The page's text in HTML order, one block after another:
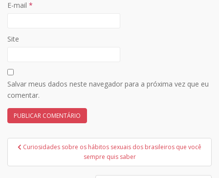
E-mail *
Site
Salvar meus dados neste navegador para a próxima vez que eu
comentar.
Navegação
Post
Curiosidades sobre os hábitos sexuais dos brasileiros que você
sempre quis saber